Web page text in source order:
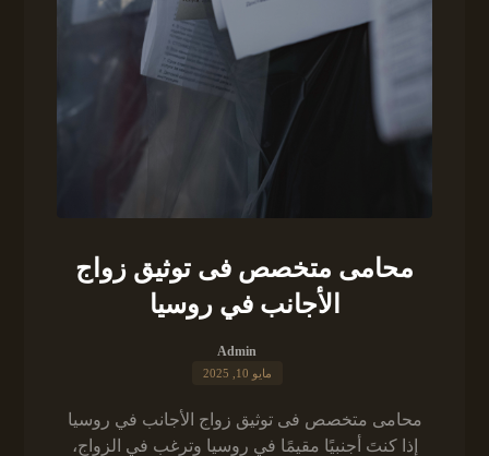
محامى متخصص فى توثيق زواج
الأجانب في روسيا
Admin
مايو 10, 2025
محامى متخصص فى توثيق زواج الأجانب في روسيا
إذا كنتَ أجنبيًا مقيمًا في روسيا وترغب في الزواج،